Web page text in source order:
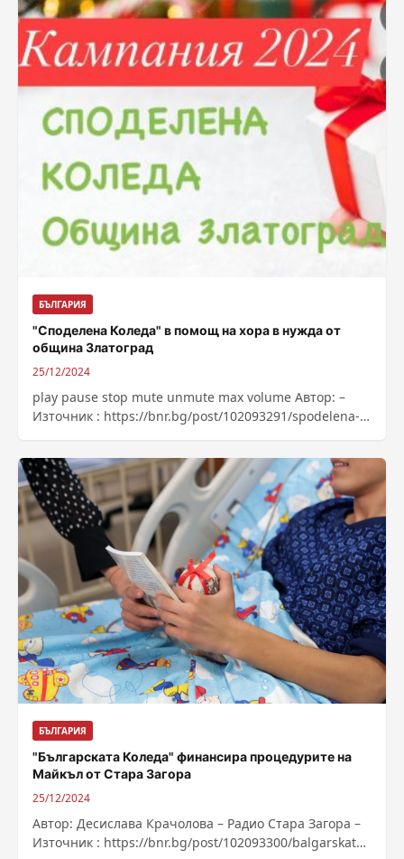
БЪЛГАРИЯ
"Споделена Коледа" в помощ на хора в нужда от
община Златоград
25/12/2024
play pause stop mute unmute max volume Автор: –
Източник : https://bnr.bg/post/102093291/spodelena-
zlatograd
БЪЛГАРИЯ
"Българската Коледа" финансира процедурите на
Майкъл от Стара Загора
25/12/2024
Автор: Десислава Крачолова – Радио Стара Загора –
Източник : https://bnr.bg/post/102093300/balgarskata-